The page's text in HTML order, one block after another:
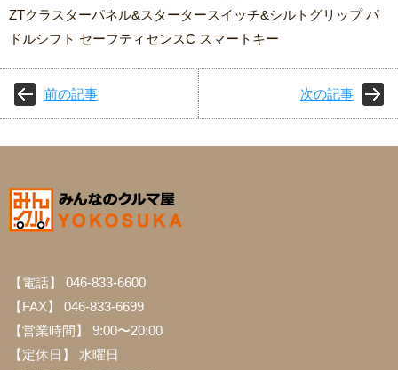
ZTクラスターパネル&スタータースイッチ&シルトグリップ パ
ドルシフト セーフティセンスC スマートキー
前の記事 次の記事
【電話】 046-833-6600
【FAX】 046-833-6699
【営業時間】 9:00〜20:00
【定休日】 水曜日